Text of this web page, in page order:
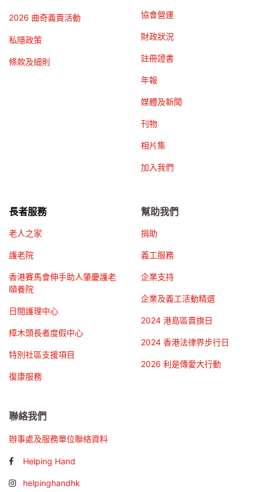
2026 曲奇義賣活動
私隱政策
條款及細則
協會營運
財政狀況
註冊證書
年報
媒體及新聞
刊物
相片集
加入我們
長者服務
老人之家
護老院
香港賽馬會伸手助人肇慶護老
頤養院
日間護理中心
樟木頭長者度假中心
特別社區支援項目
復康服務
幫助我們
捐助
義工服務
企業支持
企業及義工活動精選
2024 港島區賣旗日
2024 香港法律界步行日
2026 利是傳愛大行動
聯絡我們
辦事處及服務單位聯絡資料
Helping Hand
helpinghandhk